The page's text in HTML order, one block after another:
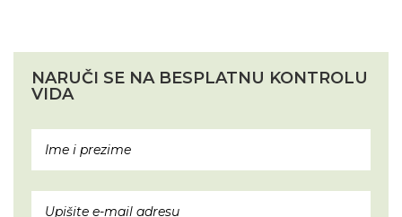
NARUČI SE NA BESPLATNU KONTROLU
VIDA